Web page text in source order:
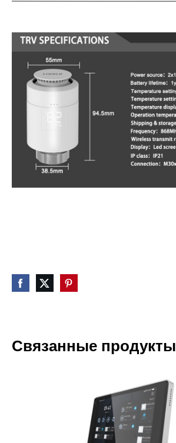
Связанные продукты